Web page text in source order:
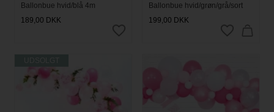
Ballonbue hvid/blå 4m
189,00 DKK
Ballonbue hvid/grøn/grå/sort
199,00 DKK